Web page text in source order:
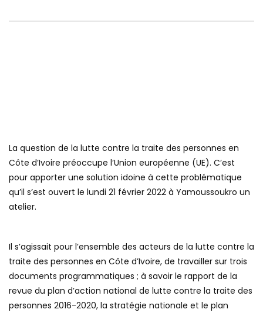
La question de la lutte contre la traite des personnes en
Côte d’Ivoire préoccupe l’Union européenne (UE). C’est
pour apporter une solution idoine à cette problématique
qu’il s’est ouvert le lundi 21 février 2022 à Yamoussoukro un
atelier.
Il s’agissait pour l’ensemble des acteurs de la lutte contre la
traite des personnes en Côte d’Ivoire, de travailler sur trois
documents programmatiques ; à savoir le rapport de la
revue du plan d’action national de lutte contre la traite des
personnes 2016-2020, la stratégie nationale et le plan